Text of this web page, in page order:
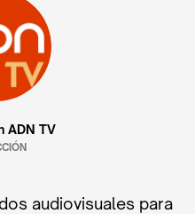
ADN TV
audiovisuales para